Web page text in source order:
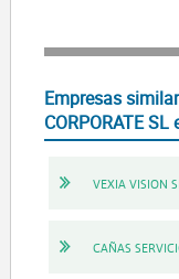
Empresas
CORPORATE
VEXIA VISION SL
CAÑAS